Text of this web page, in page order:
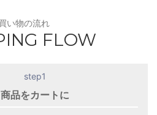
い物の流れ
FLOW
step1
商品をカートに